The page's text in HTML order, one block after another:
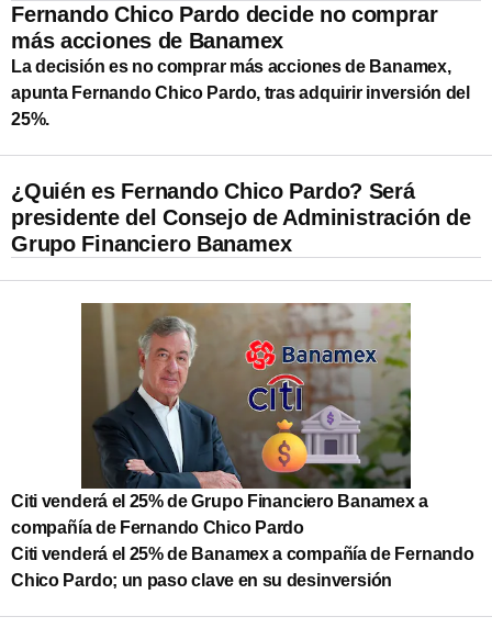
Fernando Chico Pardo decide no comprar
más acciones de Banamex
La decisión es no comprar más acciones de Banamex,
apunta Fernando Chico Pardo, tras adquirir inversión del
25%.
¿Quién es Fernando Chico Pardo? Será
presidente del Consejo de Administración de
Grupo Financiero Banamex
Citi venderá el 25% de Grupo Financiero Banamex a
compañía de Fernando Chico Pardo
Citi venderá el 25% de Banamex a compañía de Fernando
Chico Pardo; un paso clave en su desinversión